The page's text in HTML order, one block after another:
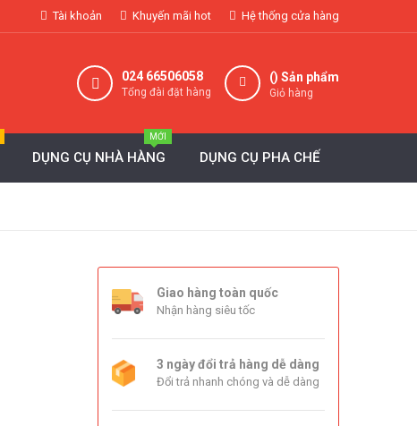
Tài khoản Khuyến mãi hot Hệ thống cửa hàng
024 66506058
Tổng đài đặt hàng
() Sản phẩm
Giỏ hàng
DỤNG CỤ NHÀ HÀNG
MỚI
DỤNG CỤ PHA CHẾ
Giao hàng toàn quốc
Nhận hàng siêu tốc
3 ngày đổi trả hàng dễ dàng
Đổi trả nhanh chóng và dễ dàng